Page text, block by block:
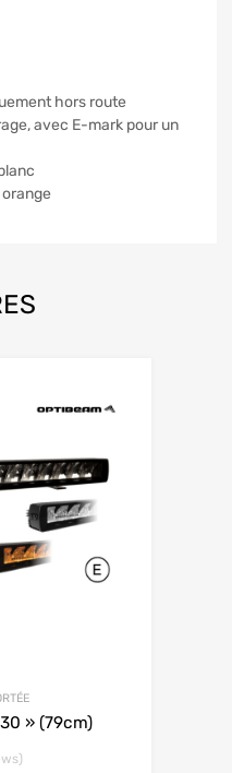
hors route
avec E-mark pour un
» (79cm)